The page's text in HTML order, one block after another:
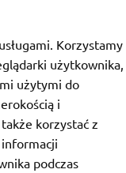
Korzystamy
użytkownika,
użytymi do
i
korzystać z
podczas